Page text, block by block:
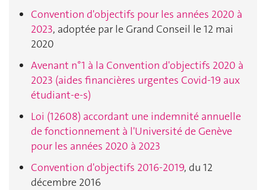
Convention d'objectifs pour les années 2020 à
2023, adoptée par le Grand Conseil le 12 mai
2020
Avenant n°1 à la Convention d'objectifs 2020 à
2023 (aides financières urgentes Covid-19 aux
étudiant-e-s)
Loi (12608) accordant une indemnité annuelle
de fonctionnement à l'Université de Genève
pour les années 2020 à 2023
Convention d'objectifs 2016-2019, du 12
décembre 2016